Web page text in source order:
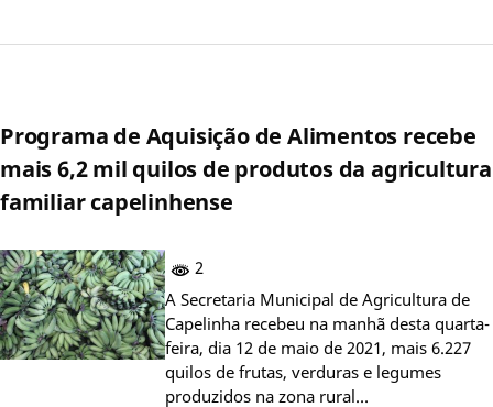
Programa de Aquisição de Alimentos recebe
mais 6,2 mil quilos de produtos da agricultura
familiar capelinhense
2
A Secretaria Municipal de Agricultura de
Capelinha recebeu na manhã desta quarta-
feira, dia 12 de maio de 2021, mais 6.227
quilos de frutas, verduras e legumes
produzidos na zona rural…